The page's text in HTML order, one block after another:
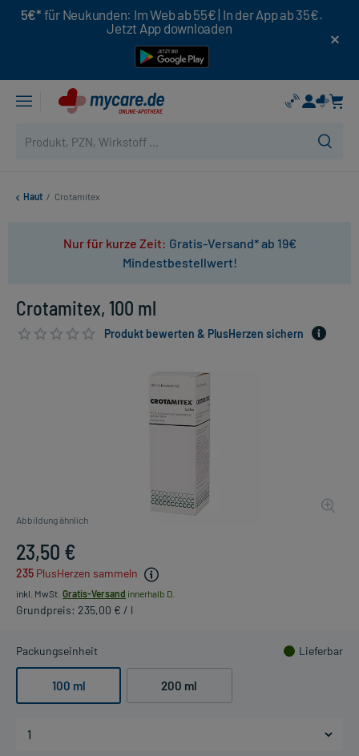
5€* für Neukunden: Im Web ab 55€ | In der App ab 35€.
Jetzt App downloaden
Haut / Crotamitex
Nur für kurze Zeit: Gratis-Versand* ab 19€
Mindestbestellwert!
Crotamitex, 100 ml
Produkt bewerten & PlusHerzen sichern
Abbildung ähnlich
23,50 €
235 PlusHerzen sammeln
inkl. MwSt. Gratis-Versand innerhalb D.
Grundpreis: 235,00 € / l
Packungseinheit Lieferbar
100 ml 200 ml